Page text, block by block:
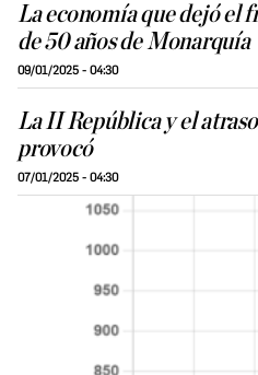
La economía que dejó el
de 50 años de Monarquía
09/01/2025 - 04:30
La II República y el
provocó
07/01/2025 - 04:30